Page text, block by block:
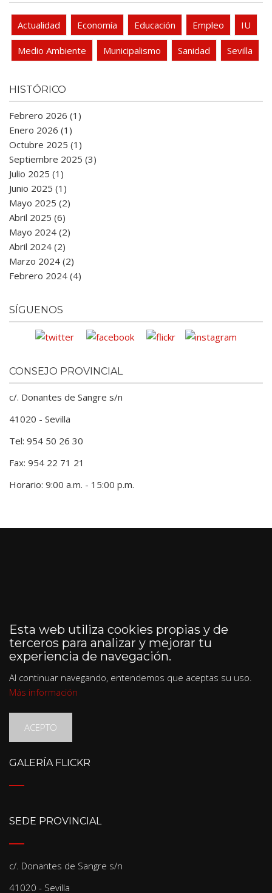
Actualidad Economía Educación Empleo IU
Medio Ambiente Municipalismo Sanidad Sevilla
HISTÓRICO
Febrero 2026 (1)
Enero 2026 (1)
Octubre 2025 (1)
Septiembre 2025 (3)
Julio 2025 (1)
Junio 2025 (1)
Mayo 2025 (2)
Abril 2025 (6)
Mayo 2024 (2)
Abril 2024 (2)
Marzo 2024 (2)
Febrero 2024 (4)
SÍGUENOS
CONSEJO PROVINCIAL
c/. Donantes de Sangre s/n
41020 - Sevilla
Tel: 954 50 26 30
Fax: 954 22 71 21
Horario: 9:00 a.m. - 15:00 p.m.
Esta web utiliza cookies propias y de
terceros para analizar y mejorar tu
experiencia de navegación.
Al continuar navegando, entendemos que aceptas su uso.
Más información
ACEPTO
GALERÍA FLICKR
SEDE PROVINCIAL
c/. Donantes de Sangre s/n
41020 - Sevilla